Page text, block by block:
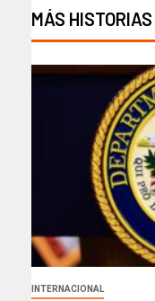
MÁS HISTORIAS
INTERNACIONAL